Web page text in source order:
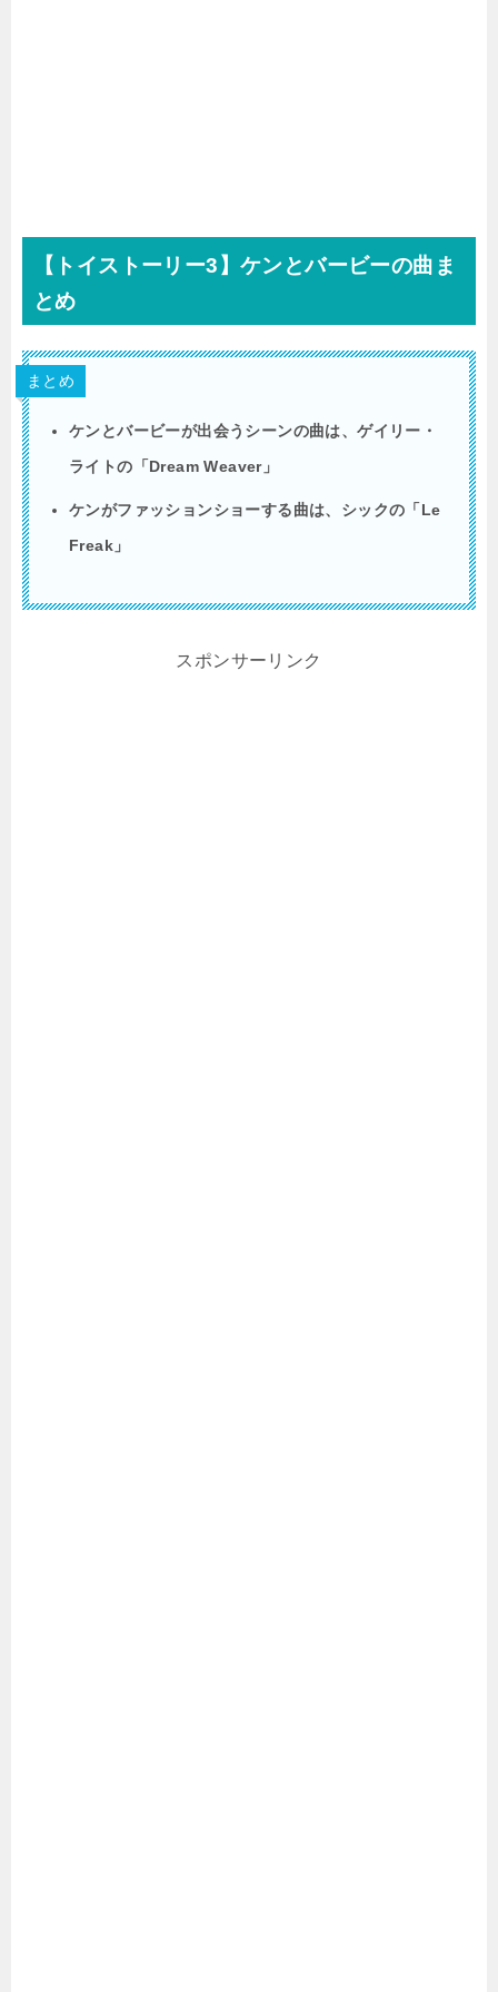
【トイストーリー3 】ケンとバービーの曲ま
とめ
まとめ
ケンとバービーが出会うシーンの曲は、ゲイリー・
ライトの「Dream Weaver」
ケンがファッションショーする曲は、シックの「 Le
Freak 」
スポンサーリンク